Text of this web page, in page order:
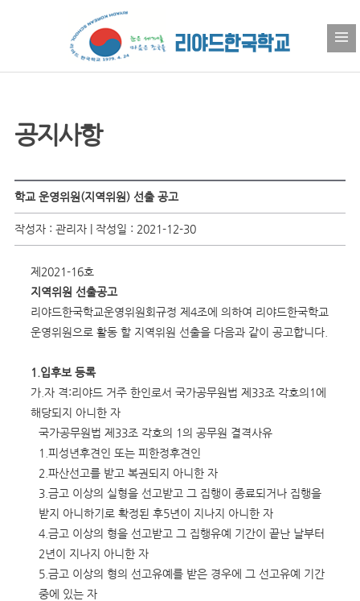
공지사항
학교 운영위원(지역위원) 선출 공고
작성자 : 관리자 | 작성일 : 2021-12-30
제2021-16호
지역위원 선출공고
리야드한국학교운영위원회규정 제4조에 의하여 리야드한국학교
운영위원으로 활동 할 지역위원 선출을 다음과 같이 공고합니다.
1. 입후보 등록
가.자 격:리야드 거주 한인로서 국가공무원법 제33조 각호의1에
해당되지 아니한 자
국가공무원법 제33조 각호의 1의 공무원 결격사유
1.피성년후견인 또는 피한정후견인
2.파산선고를 받고 복권되지 아니한 자
3.금고 이상의 실형을 선고받고 그 집행이 종료되거나 집행을
받지 아니하기로 확정된 후5년이 지나지 아니한 자
4.금고 이상의 형을 선고받고 그 집행유예 기간이 끝난 날부터
2년이 지나지 아니한 자
5.금고 이상의 형의 선고유예를 받은 경우에 그 선고유예 기간
중에 있는 자